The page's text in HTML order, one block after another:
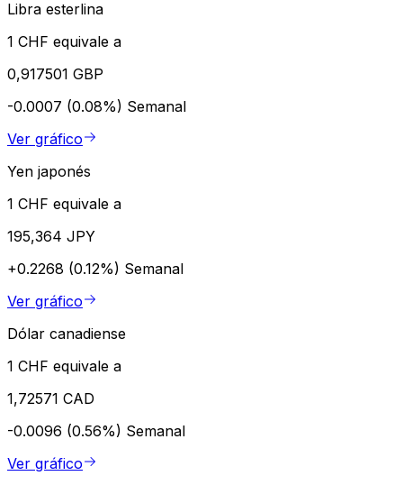
Libra esterlina
1 CHF equivale a
0,917501 GBP
-0.0007 (0.08%) Semanal
Ver gráfico
Yen japonés
1 CHF equivale a
195,364 JPY
+0.2268 (0.12%) Semanal
Ver gráfico
Dólar canadiense
1 CHF equivale a
1,72571 CAD
-0.0096 (0.56%) Semanal
Ver gráfico